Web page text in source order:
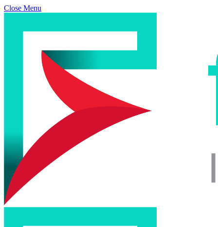
Close Menu